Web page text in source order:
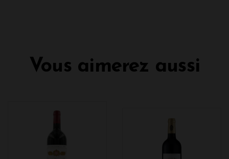
Vous aimerez aussi